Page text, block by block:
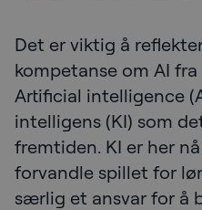
Det er viktig å
kompetanse om AI
Artificial intelligence
intelligens (KI) som
fremtiden. KI er her
forvandle spillet for
særlig et ansvar for å